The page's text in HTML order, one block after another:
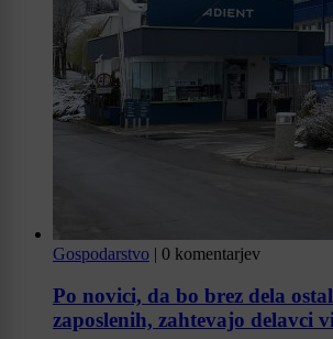
Gospodarstvo | 0 komentarjev
Po novici, da bo brez dela
zaposlenih, zahtevajo delavci